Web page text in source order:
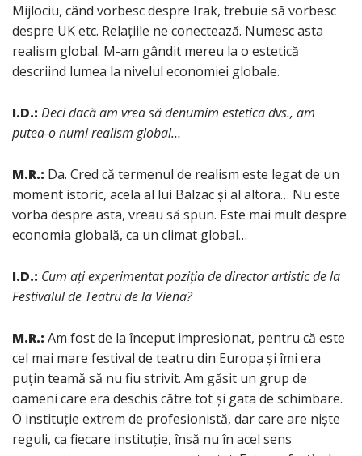
Mijlociu, când vorbesc despre Irak, trebuie să vorbesc
despre UK etc. Relațiile ne conectează. Numesc asta
realism global. M-am gândit mereu la o estetică
descriind lumea la nivelul economiei globale.
I.D.: Deci dacă am vrea să denumim estetica dvs., am
putea-o numi realism global…
M.R.: Da. Cred că termenul de realism este legat de un
moment istoric, acela al lui Balzac și al altora… Nu este
vorba despre asta, vreau să spun. Este mai mult despre
economia globală, ca un climat global…
I.D.: Cum ați experimentat poziția de director artistic de la
Festivalul de Teatru de la Viena?
M.R.: Am fost de la început impresionat, pentru că este
cel mai mare festival de teatru din Europa și îmi era
puțin teamă să nu fiu strivit. Am găsit un grup de
oameni care era deschis către tot și gata de schimbare.
O instituție extrem de profesionistă, dar care are niște
reguli, ca fiecare instituție, însă nu în acel sens